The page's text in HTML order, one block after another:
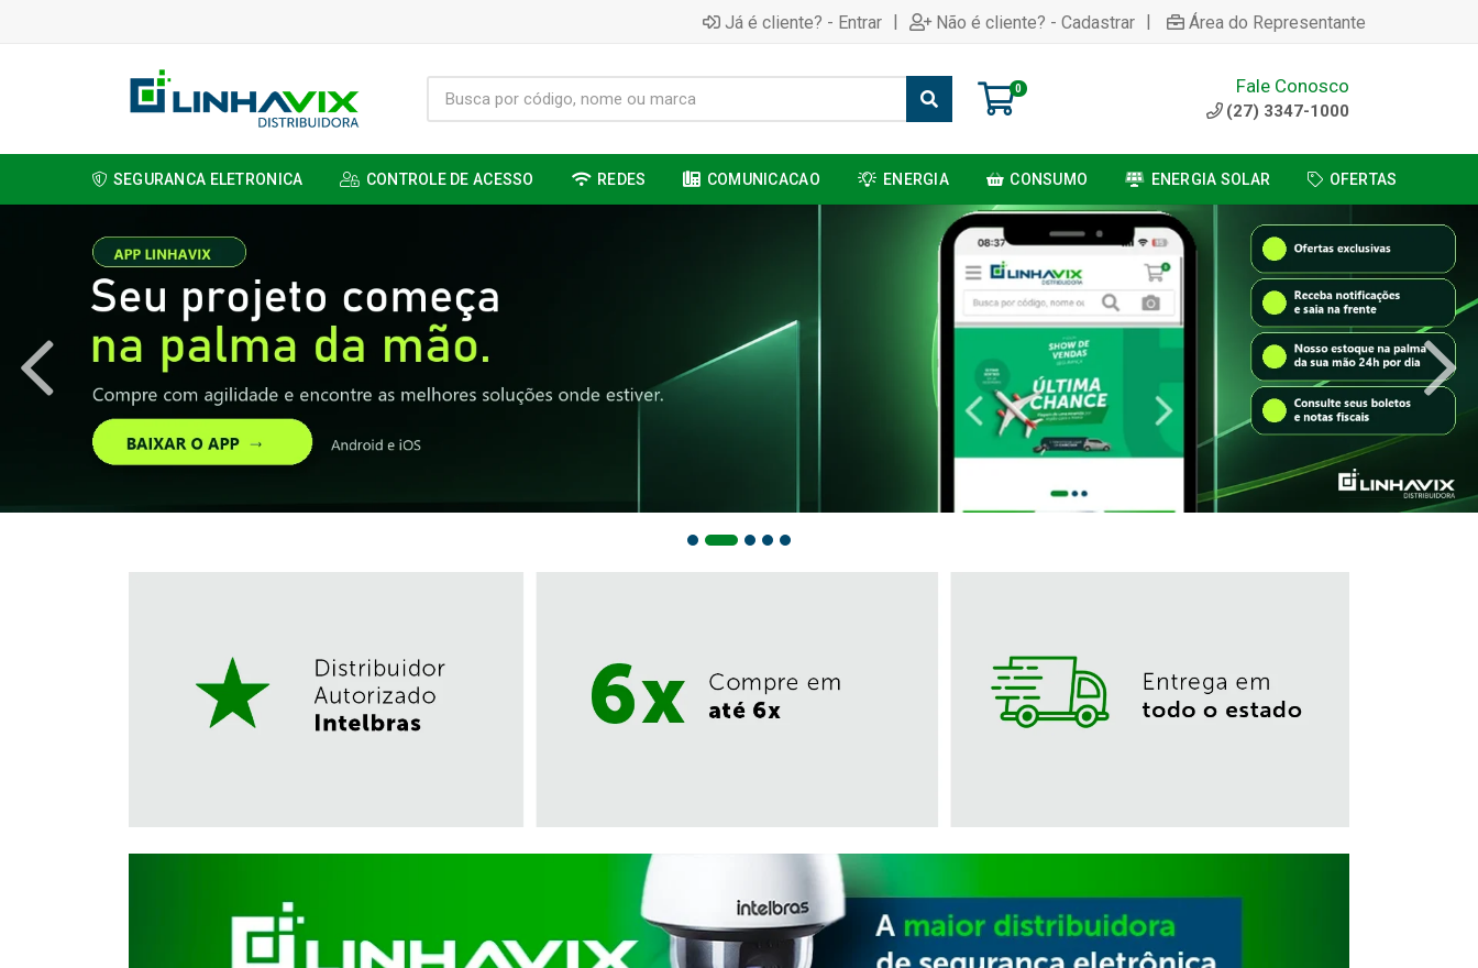
Já é cliente? - Entrar | Não é cliente? - Cadastrar | Área do Representante
0 Fale Conosco
(27) 3347-1000
SEGURANCA ELETRONICA CONTROLE DE ACESSO REDES COMUNICACAO ENERGIA CONSUMO ENERGIA SOLAR OFERTAS